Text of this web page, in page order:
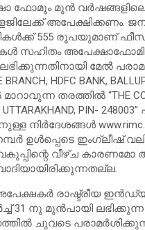
ഫോമും മുൻ വർഷങ്ങളിലെ
അപേക്ഷിക്കണം.
555 രൂപയുമാണ്
സഹിതം
മേൽ
BRANCH, HDFC BANK,
തരത്തിൽ “THE
UTTARAKHAND, PIN-
ഉൾപ്പെടെ ഇംഗ്ലീഷ്
വീഴ്ച കാരണമോ
രാഷ്ട്രീയ ഇൻഡ്യൻ
31 നു മുൻപായി
ചുവടെ